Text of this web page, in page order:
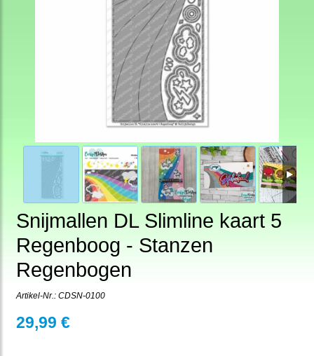
Snijmallen DL Slimline kaart 5
Regenboog - Stanzen
Regenbogen
Artikel-Nr.: CDSN-0100
29,99 €